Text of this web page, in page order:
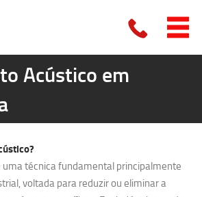
Acústico em
técnica fundamental principalmente
voltada para reduzir ou eliminar a